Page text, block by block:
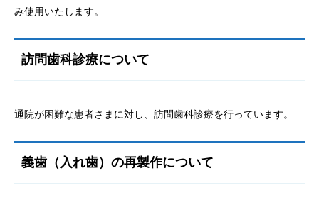
み使用いたします。
訪問歯科診療について
通院が困難な患者さまに対し、訪問歯科診療を行っています。
義歯（入れ歯）の再製作について